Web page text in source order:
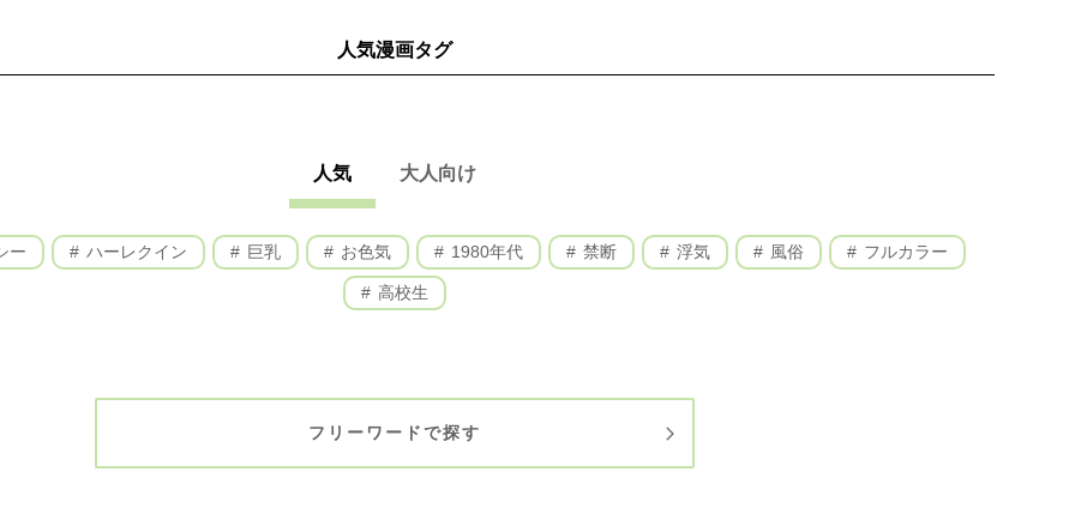
人気漫画タグ
人気 大人向け
ー ハーレクイン 巨乳 お色気 1980年代 禁断 浮気 風俗 フルカラー
高校生
フリーワードで探す